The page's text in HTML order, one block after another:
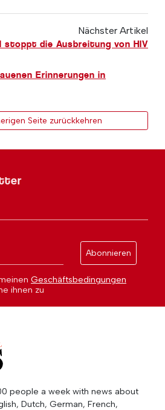
Nächster Artikel
stoppt die Ausbreitung von HIV
Erinnerungen in
Seite zurückkehren
Abonnieren
Geschäftsbedingungen
ihnen zu
people a week with news about
Dutch, German, French,